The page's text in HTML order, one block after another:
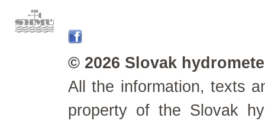
© 2026 Slovak
All the information, texts
property of the Slovak